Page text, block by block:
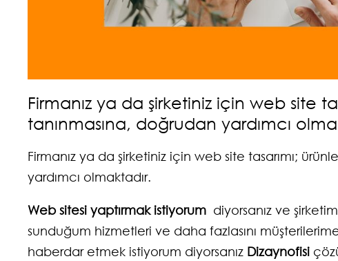
Firmanız ya da şirketiniz için web site
tanınmasına, doğrudan yardımcı
Firmanız ya da şirketiniz için web site tasarımı;
yardımcı olmaktadır.
Web sitesi yaptırmak istiyorum diyorsanız ve
sunduğum hizmetleri ve daha fazlasını
haberdar etmek istiyorum diyorsanız Dizaynofisi